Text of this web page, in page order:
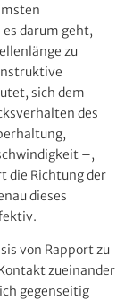
darum geht,
zu
sich dem
des
–,
die Richtung der
dieses
von Rapport zu
zueinander
gegenseitig